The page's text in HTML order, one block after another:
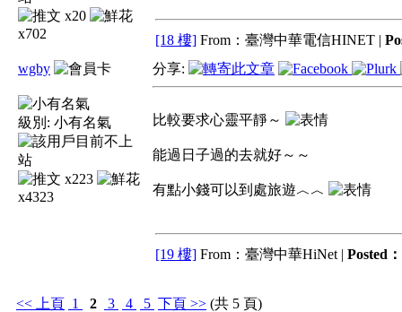
x20
x702
[18 樓] From：臺灣中華電信HINET |
wgby
級別: 小有名氣
x223
x4323
分享:
比較要求心靈平靜～
能過日子過的去就好～～
有點小錢可以到處旅遊︿︿
[19 樓] From：臺灣中華HiNet | Posted：
<< 上頁 1 2 3 4 5 下頁 >> (共 5 頁)